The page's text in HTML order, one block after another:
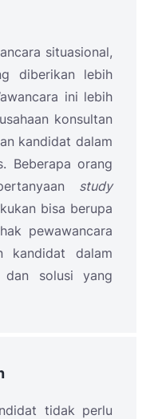
situasional,
diberikan lebih
ini lebih
konsultan
kandidat dalam
Beberapa orang
study
bisa berupa
pewawancara
kandidat dalam
dan solusi yang
tidak perlu